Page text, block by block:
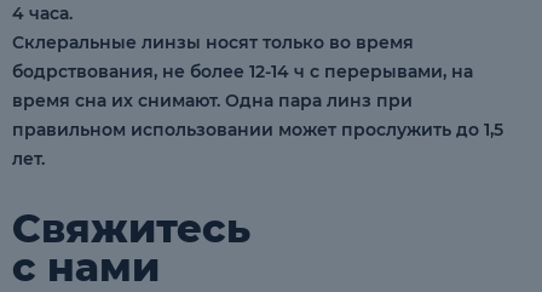
4 часа.
Склеральные линзы носят только во время
бодрствования, не более 12-14 ч с перерывами, на
время сна их снимают. Одна пара линз при
правильном использовании может прослужить до 1,5
лет.
Свяжитесь
с нами